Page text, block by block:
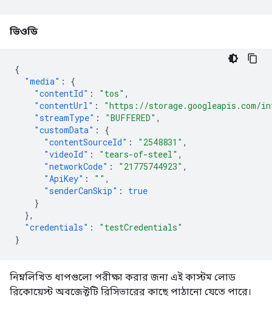
ভিওডি
{
"media" :
{
"contentId" : "tos" ,
"contentUrl" :
"https://storage.googleapis.com/
"streamType" : "BUFFERED" ,
"customData" :
{
"contentSourceId" : "2548831" ,
"videoId" : "tears-of-steel" ,
"networkCode" : "21775744923" ,
"ApiKey" : "" ,
"senderCanSkip" :
true
}
},
"credentials" :
"testCredentials"
}
নিম্নলিখিত ধাপগুলো পরীক্ষা করার জন্য এই কাস্টম লোড
রিকোয়েস্ট অবজেক্টটি রিসিভারের কাছে পাঠানো যেতে পারে।